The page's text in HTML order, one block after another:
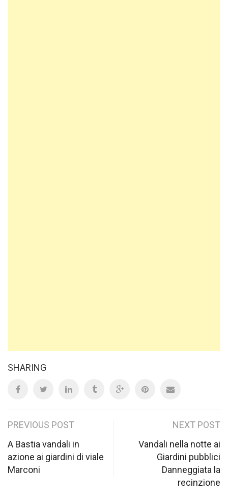
SHARING
Post
navigation
PREVIOUS POST
A Bastia vandali in
azione ai giardini di viale
Marconi
NEXT POST
Vandali nella notte ai
Giardini pubblici
Danneggiata la
recinzione